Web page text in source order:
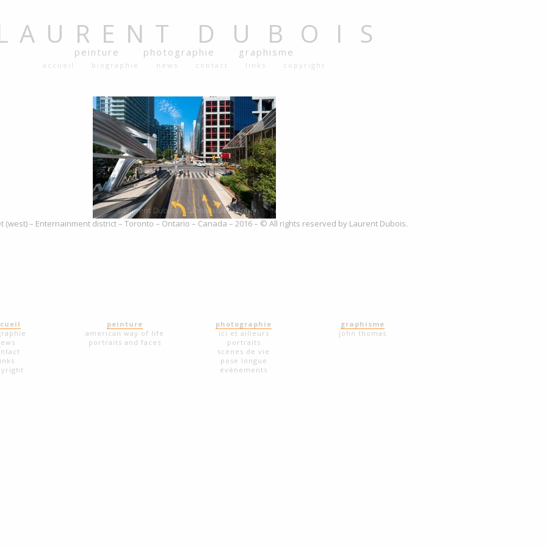
DUBOIS
peinture photographie graphisme
accueil biographie news contact links copyright
(west) – Enternainment district – Toronto – Ontario – Canada – 2016 – © All rights reserved by Laurent Dubois.
peinture
american way of life
portraits and faces
photographie
ici et ailleurs
portraits
scènes de vie
pose longue
évènements
graphisme
john thomas